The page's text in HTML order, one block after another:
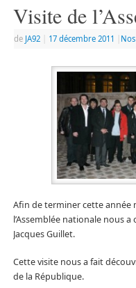
Visite de
de JA92 17 décembre 2011
Afin de terminer cette année
l’Assemblée nationale nous
Jacques Guillet.
Cette visite nous a fait
de la République.